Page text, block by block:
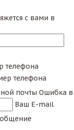
с вами в
телефона
телефона
почты Ошибка в
Ваш E-mail